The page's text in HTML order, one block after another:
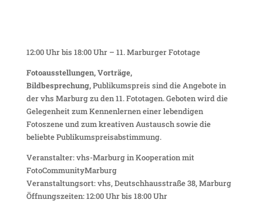
12:00 Uhr bis 18:00 Uhr – 11. Marburger Fototage
Fotoausstellungen, Vorträge,
Bildbesprechung,Publikumspreis sind die Angebote in
der vhs Marburg zu den 11. Fototagen. Geboten wird die
Gelegenheit zum Kennenlernen einer lebendigen
Fotoszene und zum kreativen Austausch sowie die
beliebte Publikumspreisabstimmung.
Veranstalter: vhs-Marburg in Kooperation mit
FotoCommunityMarburg
Veranstaltungsort: vhs, Deutschhausstraße 38, Marburg
Öffnungszeiten: 12:00 Uhr bis 18:00 Uhr